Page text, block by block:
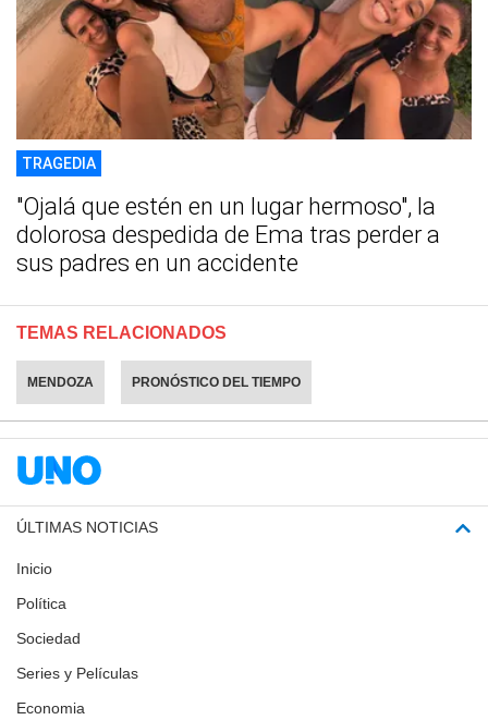
TRAGEDIA
"Ojalá que estén en un lugar hermoso", la
dolorosa despedida de Ema tras perder a
sus padres en un accidente
TEMAS RELACIONADOS
MENDOZA PRONÓSTICO DEL TIEMPO
ÚLTIMAS NOTICIAS
Inicio
Política
Sociedad
Series y Películas
Economia